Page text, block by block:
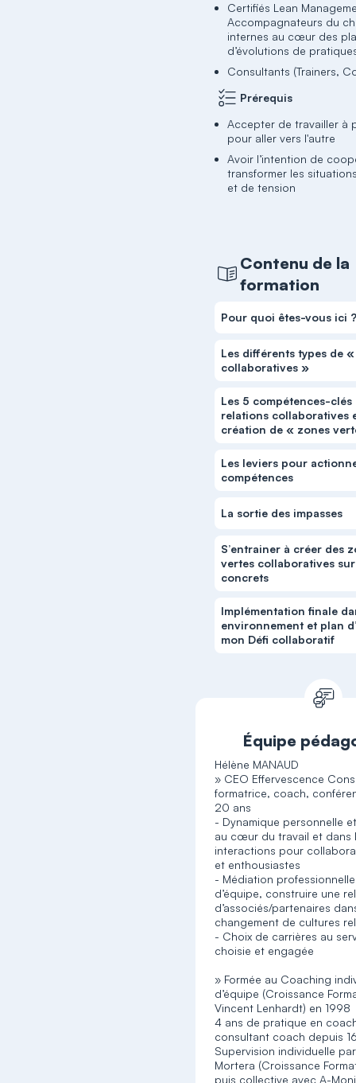
Certifiés Lean
Accompagnateurs du
internes au cœur des
d’évolutions de
Consultants (Trainers,
Prérequis
Accepter de travailler à
pour aller vers l'autre
Avoir l’intention de
transformer les
et de tension
Contenu de la
formation
Pour quoi êtes-vous ici
Les différents types de
collaboratives »
Les 5 compétences-
relations collaboratives
création de « zones
Les leviers pour
compétences
La sortie des impasses
S’entrainer à créer des
vertes collaboratives
concrets
Implémentation finale
environnement et plan
mon Défi collaboratif
Équipe
Hélène MANAUD
» CEO Effervescence
formatrice, coach,
20 ans
- Dynamique personnelle
au cœur du travail et dans
interactions pour
et enthousiastes
- Médiation
d’équipe, construire une
d’associés/partenaires
changement de cultures
- Choix de carrières au
choisie et engagée
» Formée au Coaching
d’équipe (Croissance
Vincent Lenhardt) en 1998
4 ans de pratique en
consultant coach depuis
Supervision individuelle
Mortera (Croissance
puis collective avec A-